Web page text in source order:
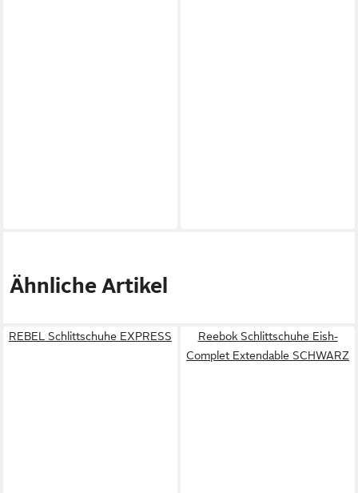
Ähnliche Artikel
REBEL Schlittschuhe EXPRESS
Reebok Schlittschuhe Eish-
Complet Extendable SCHWARZ